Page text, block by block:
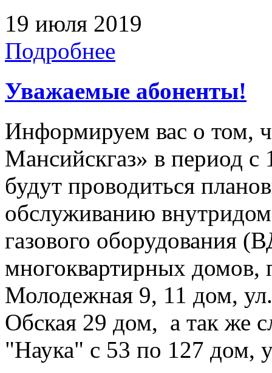
19 июля 2019
Подробнее
Уважаемые абоненты!
Информируем вас о том,
Мансийскгаз» в период с
будут проводиться
обслуживанию
газового
многоквартирных
Молодежная 9, 11 дом,
Обская 29 дом, а так же
"Наука" с 53 по 127 дом,